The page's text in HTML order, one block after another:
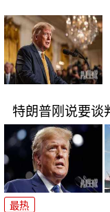
特朗普刚说要谈
最热